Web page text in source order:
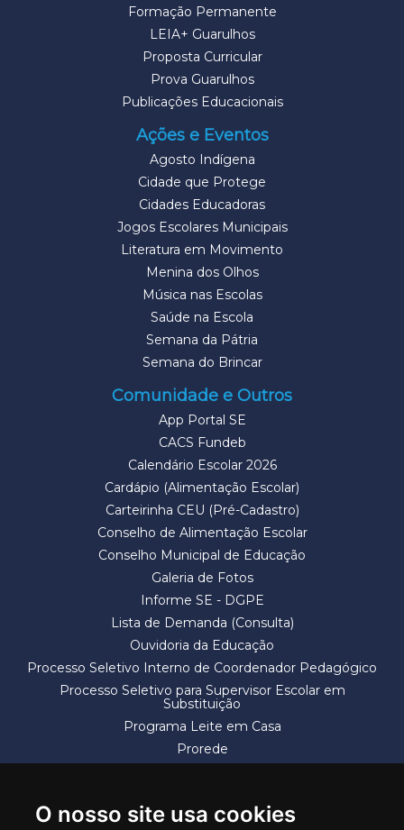
O nosso site usa cookies
Formação Permanente
LEIA+ Guarulhos
Proposta Curricular
Prova Guarulhos
Publicações Educacionais
Ações e Eventos
Agosto Indígena
Cidade que Protege
Cidades Educadoras
Jogos Escolares Municipais
Literatura em Movimento
Menina dos Olhos
Música nas Escolas
Saúde na Escola
Semana da Pátria
Semana do Brincar
Comunidade e Outros
App Portal SE
CACS Fundeb
Calendário Escolar 2026
Cardápio (Alimentação Escolar)
Carteirinha CEU (Pré-Cadastro)
Conselho de Alimentação Escolar
Conselho Municipal de Educação
Galeria de Fotos
Informe SE - DGPE
Lista de Demanda (Consulta)
Ouvidoria da Educação
Processo Seletivo Interno de Coordenador Pedagógico
Processo Seletivo para Supervisor Escolar em
Substituição
Programa Leite em Casa
Prorede